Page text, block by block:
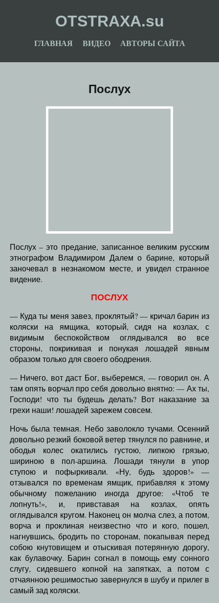
OTSTRAXA.su
ГЛАВНАЯ ВИДЕО АВТОРЫ САЙТА
Послух
Послух – это предание, записанное великим русским
этнографом Владимиром Далем о барине, который
заночевал в незнакомом месте, и увидел странное
видение.
ПОСЛУХ
— Куда ты меня завез, проклятый? — кричал барин из
коляски на ямщика, который, сидя на козлах, с
видимым беспокойством оглядывался во все
стороны, покрикивая и понукая лошадей явным
образом только для своего ободрения.
— Ничего, вот даст Бог, выберемся, — говорил он. А
там опять ворчал про себя довольно внятно: — Ах ты,
Господи! что ты будешь делать? Вот наказание за
грехи наши! лошадей зарежем совсем.
Ночь была темная. Небо заволокло тучами. Осенний
довольно резкий боковой ветер тянулся по равнине, и
ободья колес окатились густою, липкою грязью,
шириною в пол-аршина. Лошади тянули в упор
ступою и пофыркивали. «Ну, будь здоров!» —
отзывался по временам ямщик, прибавляя к этому
обычному пожеланию иногда другое: «Чтоб те
лопнуть!», и, привставая на козлах, опять
оглядывался кругом. Наконец он молча слез, а потом,
ворча и проклиная неизвестно что и кого, пошел,
нагнувшись, бродить по сторонам, покапывая перед
собою кнутовищем и отыскивая потерянную дорогу,
как булавочку. Барин согнал в помощь ему сонного
слугу, сидевшего копной на запятках, а потом с
отчаянною решимостью завернулся в шубу и прилег в
самый зад коляски.